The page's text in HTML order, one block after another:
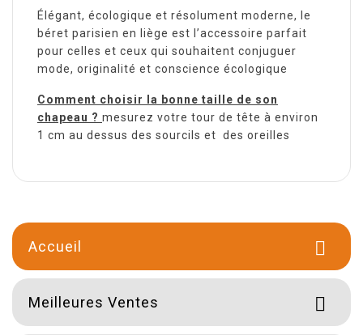
Élégant, écologique et résolument moderne, le
béret parisien en liège est l’accessoire parfait
pour celles et ceux qui souhaitent conjuguer
mode, originalité et conscience écologique
Comment choisir la bonne taille de son
chapeau ? mesurez votre tour de tête à environ
1 cm au dessus des sourcils et des oreilles
Accueil 
Meilleures Ventes 